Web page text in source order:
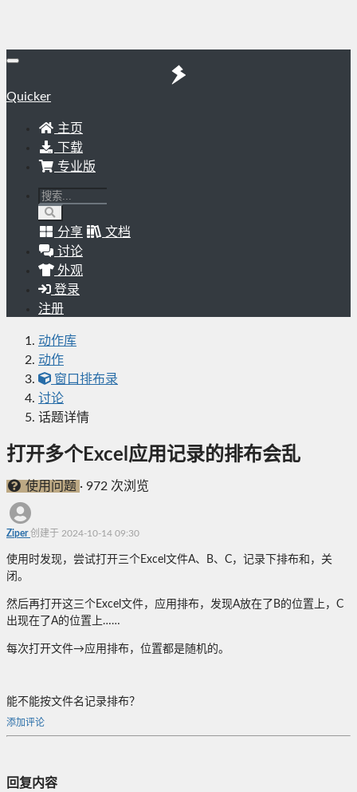
Quicker
主页
下载
专业版
分享
文档
讨论
外观
登录
注册
动作库
动作
窗口排布录
讨论
话题详情
打开多个Excel应用记录的排布会乱
使用问题 · 972 次浏览
Ziper创建于 2024-10-14 09:30
使用时发现，尝试打开三个Excel文件A、B、C，记录下排布和，关
闭。
然后再打开这三个Excel文件，应用排布，发现A放在了B的位置上，C
出现在了A的位置上……
每次打开文件→应用排布，位置都是随机的。
能不能按文件名记录排布？
添加评论
回复内容